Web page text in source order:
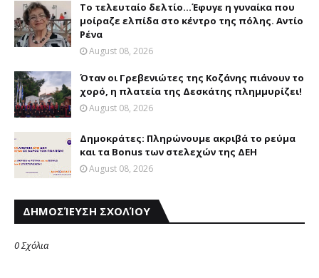
Το τελευταίο δελτίο...Έφυγε η γυναίκα που
μοίραζε ελπίδα στο κέντρο της πόλης. Αντίο
Ρένα
August 08, 2026
Όταν οι Γρεβενιώτες της Κοζάνης πιάνουν το
χορό, η πλατεία της Δεσκάτης πλημμυρίζει!
August 08, 2026
Δημοκράτες: Πληρώνουμε ακριβά το ρεύμα
και τα Bonus των στελεχών της ΔΕΗ
August 08, 2026
ΔΗΜΟΣΊΕΥΣΗ ΣΧΟΛΊΟΥ
0 Σχόλια